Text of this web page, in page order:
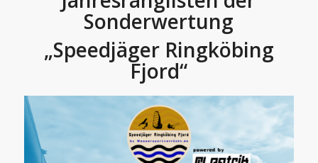
Sonderwertung
„Speedjäger Ringköbing
Fjord“